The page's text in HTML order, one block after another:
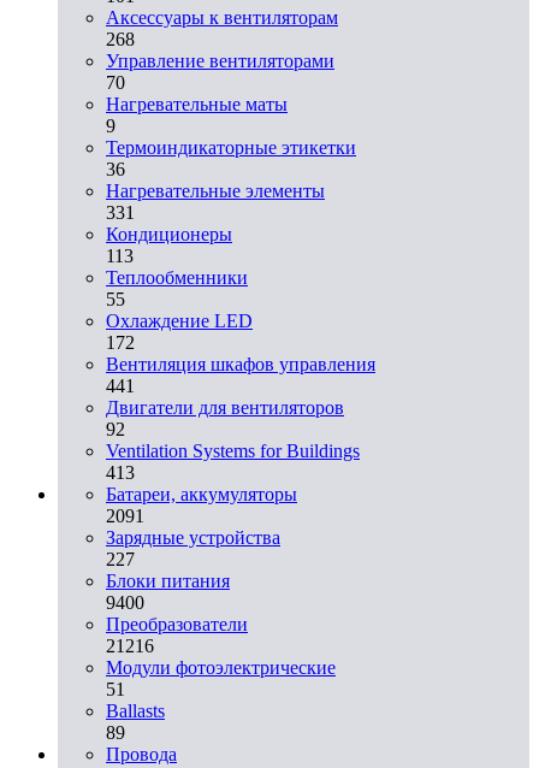
Аксессуары к вентиляторам
268
Управление вентиляторами
70
Нагревательные маты
9
Термоиндикаторные этикетки
36
Нагревательные элементы
331
Кондиционеры
113
Теплообменники
55
Охлаждение LED
172
Вентиляция шкафов управления
441
Двигатели для вентиляторов
92
Ventilation Systems for Buildings
413
Батареи, аккумуляторы
2091
Зарядные устройства
227
Блоки питания
9400
Преобразователи
21216
Модули фотоэлектрические
51
Ballasts
89
Провода